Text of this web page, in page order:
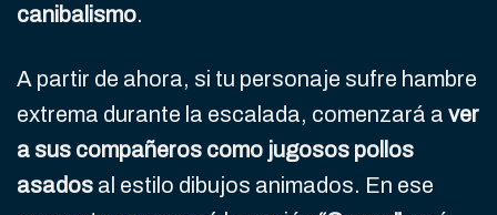
canibalismo.
A partir de ahora, si tu personaje sufre hambre
extrema durante la escalada, comenzará a ver
a sus compañeros como jugosos pollos
asados al estilo dibujos animados. En ese